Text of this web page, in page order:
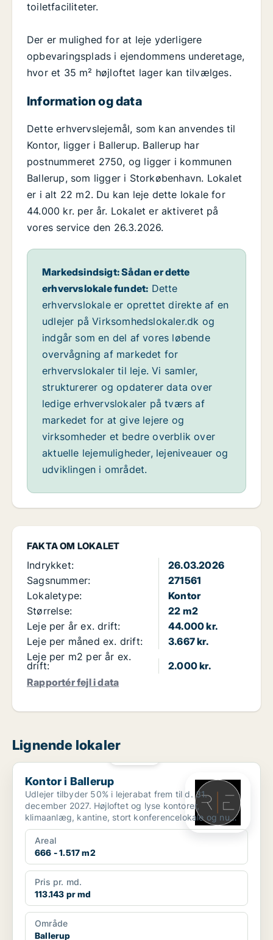
FAKTA OM LOKALET
Indrykket:
26.03.2026
Sagsnummer:
271561
Lokaletype:
Kontor
Størrelse:
22 m2
Leje per år ex. drift:
44.000 kr.
Leje per måned ex. drift:
3.667 kr.
Leje per m2 per år ex.
drift:
2.000 kr.
Rapportér fejl i data
toiletfaciliteter.
Der er mulighed for at leje yderligere
opbevaringsplads i ejendommens underetage,
hvor et 35 m² højloftet lager kan tilvælges.
Information og data
Dette erhvervslejemål, som kan anvendes til
Kontor, ligger i Ballerup. Ballerup har
postnummeret 2750, og ligger i kommunen
Ballerup, som ligger i Storkøbenhavn. Lokalet
er i alt 22 m2. Du kan leje dette lokale for
44.000 kr. per år. Lokalet er aktiveret på
vores service den 26.3.2026.
Markedsindsigt: Sådan er dette
erhvervslokale fundet: Dette
erhvervslokale er oprettet direkte af en
udlejer på Virksomhedslokaler.dk og
indgår som en del af vores løbende
overvågning af markedet for
erhvervslokaler til leje. Vi samler,
strukturerer og opdaterer data over
ledige erhvervslokaler på tværs af
markedet for at give lejere og
virksomheder et bedre overblik over
aktuelle lejemuligheder, lejeniveauer og
udviklingen i området.
Lignende lokaler
Kontor i Ballerup
Kontor i Ballerup
Udlejer tilbyder 50% i lejerabat frem til d. 31.
december 2027. Højloftet og lyse kontorer,
klimaanlæg, kantine, stort konferencelokale og nu
også plads t...
Areal
666 - 1.517 m2
Pris pr. md.
113.143 pr md
Område
Ballerup